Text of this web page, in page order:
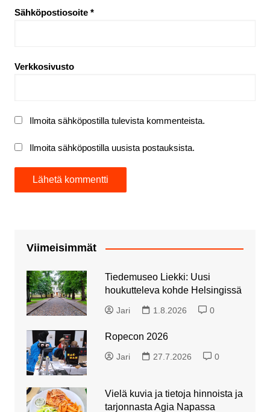
Sähköpostiosoite *
Verkkosivusto
Ilmoita sähköpostilla tulevista kommenteista.
Ilmoita sähköpostilla uusista postauksista.
Viimeisimmät
Tiedemuseo Liekki: Uusi
houkutteleva kohde Helsingissä
Jari 1.8.2026 0
Ropecon 2026
Jari 27.7.2026 0
Vielä kuvia ja tietoja hinnoista ja
tarjonnasta Agia Napassa